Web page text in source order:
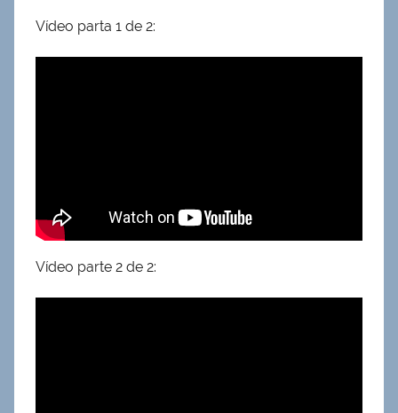
Vídeo parta 1 de 2:
Vídeo parte 2 de 2: